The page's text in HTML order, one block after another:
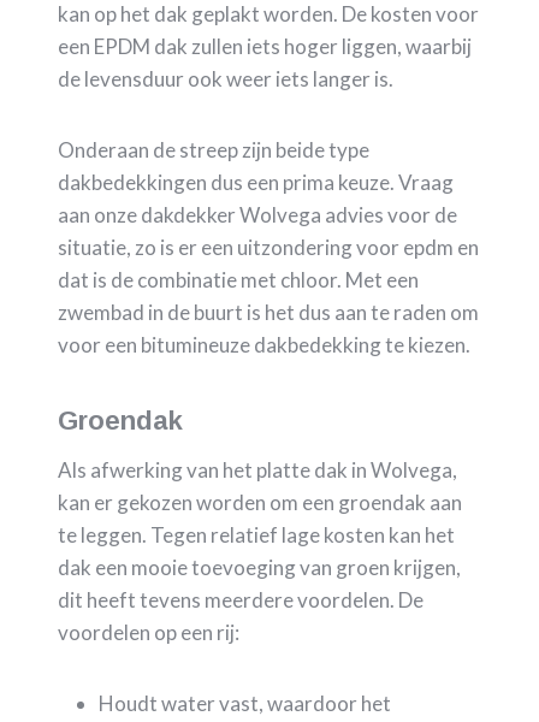
kan op het dak geplakt worden. De kosten voor
een EPDM dak zullen iets hoger liggen, waarbij
de levensduur ook weer iets langer is.
Onderaan de streep zijn beide type
dakbedekkingen dus een prima keuze. Vraag
aan onze dakdekker Wolvega advies voor de
situatie, zo is er een uitzondering voor epdm en
dat is de combinatie met chloor. Met een
zwembad in de buurt is het dus aan te raden om
voor een bitumineuze dakbedekking te kiezen.
Groendak
Als afwerking van het platte dak in Wolvega,
kan er gekozen worden om een groendak aan
te leggen. Tegen relatief lage kosten kan het
dak een mooie toevoeging van groen krijgen,
dit heeft tevens meerdere voordelen. De
voordelen op een rij:
Houdt water vast, waardoor het